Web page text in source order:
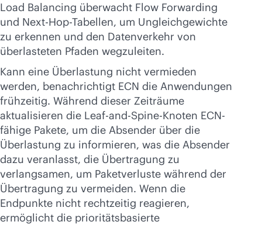
Load Balancing überwacht Flow Forwarding
und Next-Hop-Tabellen, um Ungleichgewichte
zu erkennen und den Datenverkehr von
überlasteten Pfaden wegzuleiten.
Kann eine Überlastung nicht vermieden
werden, benachrichtigt ECN die Anwendungen
frühzeitig. Während dieser Zeiträume
aktualisieren die Leaf-and-Spine-Knoten ECN-
fähige Pakete, um die Absender über die
Überlastung zu informieren, was die Absender
dazu veranlasst, die Übertragung zu
verlangsamen, um Paketverluste während der
Übertragung zu vermeiden. Wenn die
Endpunkte nicht rechtzeitig reagieren,
ermöglicht die prioritätsbasierte